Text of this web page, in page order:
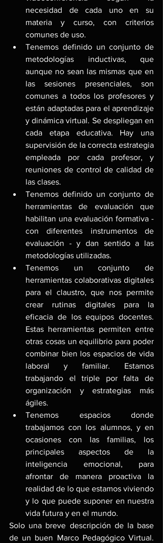
necesidad de cada uno en su
materia y curso, con criterios
comunes de uso.
Tenemos definido un conjunto de
metodologías inductivas, que
aunque no sean las mismas que en
las sesiones presenciales, son
comunes a todos los profesores y
están adaptadas para el aprendizaje
y dinámica virtual. Se despliegan en
cada etapa educativa. Hay una
supervisión de la correcta estrategia
empleada por cada profesor, y
reuniones de control de calidad de
las clases.
Tenemos definido un conjunto de
herramientas de evaluación que
habilitan una evaluación formativa -
con diferentes instrumentos de
evaluación - y dan sentido a las
metodologías utilizadas.
Tenemos un conjunto de
herramientas colaborativas digitales
para el claustro, que nos permite
crear rutinas digitales para la
eficacia de los equipos docentes.
Estas herramientas permiten entre
otras cosas un equilibrio para poder
combinar bien los espacios de vida
laboral y familiar. Estamos
trabajando el triple por falta de
organización y estrategias más
ágiles.
Tenemos espacios donde
trabajamos con los alumnos, y en
ocasiones con las familias, los
principales aspectos de la
inteligencia emocional, para
afrontar de manera proactiva la
realidad de lo que estamos viviendo
y lo que puede suponer en nuestra
vida futura y en el mundo.
Solo una breve descripción de la base
de un buen Marco Pedagógico Virtual.